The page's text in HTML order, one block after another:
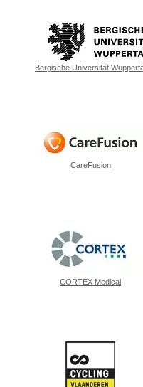
Bergische Universität
CareFusion
CORTEX Medical